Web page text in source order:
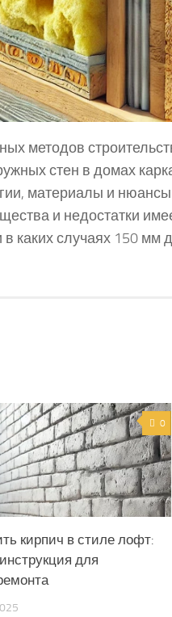
методов
стен в домах
материалы и нюансы
и недостатки
каких случаях 150 мм
0
кирпич в стиле лофт:
для